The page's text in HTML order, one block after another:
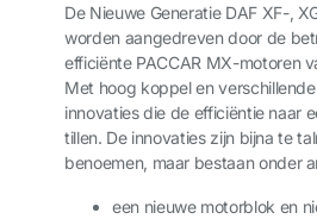
De Nieuwe Generatie DAF XF-,
worden aangedreven door de
efficiënte PACCAR MX-motoren
Met hoog koppel en
innovaties die de efficiëntie naar
tillen. De innovaties zijn bijna te
benoemen, maar bestaan onder
een nieuwe motorblok en